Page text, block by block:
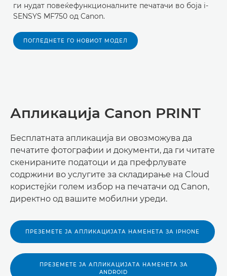
ги нудат повеќефункционалните печатачи во боја i-
SENSYS MF750 од Canon.
ПОГЛЕДНЕТЕ ГО НОВИОТ МОДЕЛ
Апликација Canon PRINT
Бесплатната апликација ви овозможува да
печатите фотографии и документи, да ги читате
скенираните податоци и да префрлувате
содржини во услугите за складирање на Cloud
користејќи голем избор на печатачи од Canon,
директно од вашите мобилни уреди.
ПРЕЗЕМЕТЕ ЈА АПЛИКАЦИЈАТА НАМЕНЕТА ЗА IPHONE
ПРЕЗЕМЕТЕ ЈА АПЛИКАЦИЈАТА НАМЕНЕТА ЗА
ANDROID